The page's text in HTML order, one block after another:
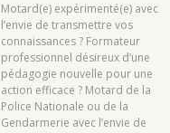
Motard(e) expérimenté(e) avec
l’envie de transmettre vos
connaissances ? Formateur
professionnel désireux d’une
pédagogie nouvelle pour une
action efficace ? Motard de la
Police Nationale ou de la
Gendarmerie avec l’envie de